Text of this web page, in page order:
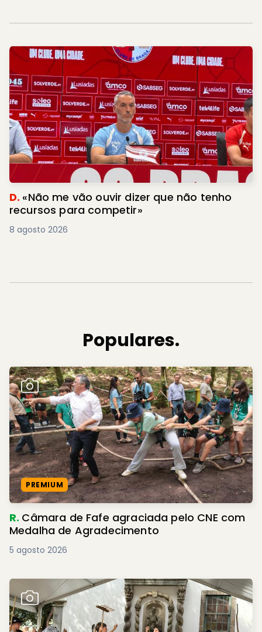
D. «Não me vão ouvir dizer que não tenho
recursos para competir»
8 agosto 2026
Populares.
PREMIUM
R. Câmara de Fafe agraciada pelo CNE com
Medalha de Agradecimento
5 agosto 2026